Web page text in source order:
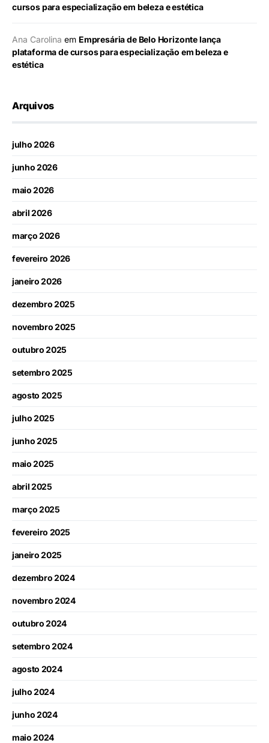
cursos para especialização em beleza e estética
Ana Carolina em Empresária de Belo Horizonte lança
plataforma de cursos para especialização em beleza e
estética
Arquivos
julho 2026
junho 2026
maio 2026
abril 2026
março 2026
fevereiro 2026
janeiro 2026
dezembro 2025
novembro 2025
outubro 2025
setembro 2025
agosto 2025
julho 2025
junho 2025
maio 2025
abril 2025
março 2025
fevereiro 2025
janeiro 2025
dezembro 2024
novembro 2024
outubro 2024
setembro 2024
agosto 2024
julho 2024
junho 2024
maio 2024